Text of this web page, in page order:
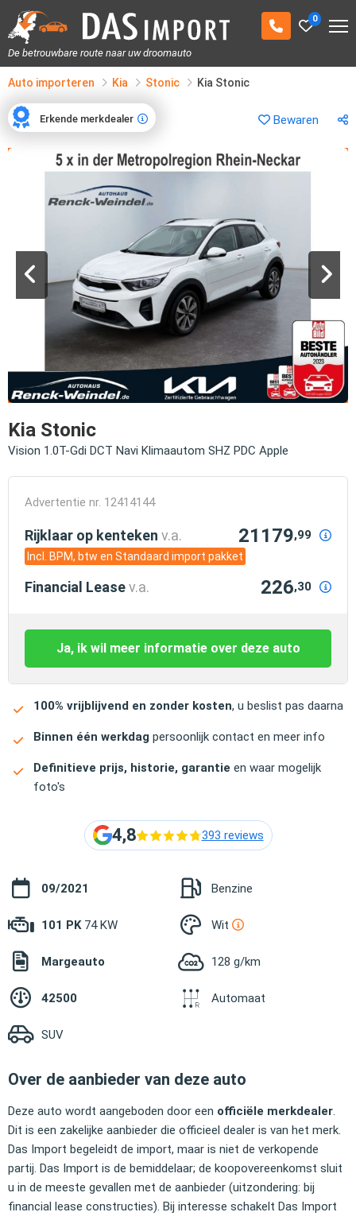
0
De betrouwbare route naar uw droomauto
Auto importeren Kia Stonic Kia Stonic
Bewaren
Erkende merkdealer
Erkende merkdealer
Kia Stonic
Vision 1.0T-Gdi DCT Navi Klimaautom SHZ PDC Apple
Advertentie nr. 12414144
Rijklaar op kenteken v.a. 21179,99
Incl. BPM, btw en Standaard import pakket
Financial Leasev.a. 226,30
Ja, ik wil meer informatie over deze auto
100% vrijblijvend en zonder kosten, u beslist pas daarna
Binnen één werkdag persoonlijk contact en meer info
Definitieve prijs, historie, garantie en waar mogelijk
foto's
4,8 393 reviews
09/2021 Benzine
101 PK 74 KW Wit
Margeauto 128 g/km
42500 Automaat
SUV
Over de aanbieder van deze auto
Deze auto wordt aangeboden door een officiële merkdealer
Dit is een zakelijke aanbieder die officieel dealer is van het merk.
Das Import begeleidt de import, maar is niet de verkopende
partij. Das Import is de bemiddelaar; de koopovereenkomst sluit
u in de meeste gevallen met de aanbieder (uitzondering: bij
financial lease constructies). Bij interesse schakelt Das Import